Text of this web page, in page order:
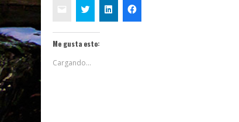
Me gusta esto:
Cargando...